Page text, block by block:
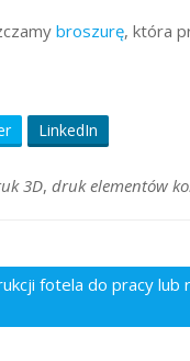
broszurę, która
LinkedIn
3D, druk elementów
fotela do pracy